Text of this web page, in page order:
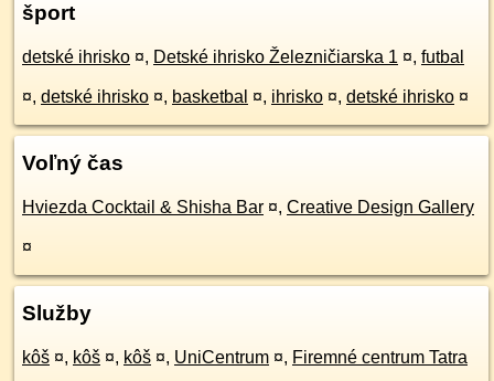
šport
detské ihrisko ¤, Detské ihrisko Železničiarska 1 ¤, futbal
¤, detské ihrisko ¤, basketbal ¤, ihrisko ¤, detské ihrisko ¤
Voľný čas
Hviezda Cocktail & Shisha Bar ¤, Creative Design Gallery
¤
Služby
kôš ¤, kôš ¤, kôš ¤, UniCentrum ¤, Firemné centrum Tatra